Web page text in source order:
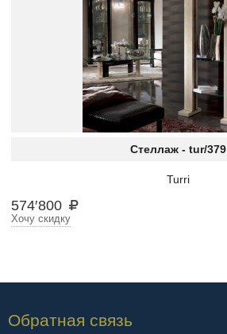
Стеллаж - tur/379
Turri
574′800
Хочу скидку
Обратная связь